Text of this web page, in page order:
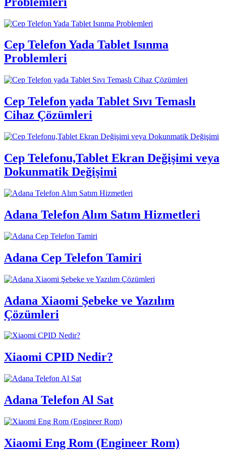
Cep Telefon Yada Tablet Isınma
Problemleri
Cep Telefon yada Tablet Sıvı Temaslı
Cihaz Çözümleri
Cep Telefonu,Tablet Ekran Değişimi veya
Dokunmatik Değişimi
Adana Telefon Alım Satım Hizmetleri
Adana Cep Telefon Tamiri
Adana Xiaomi Şebeke ve Yazılım
Çözümleri
Xiaomi CPID Nedir?
Adana Telefon Al Sat
Xiaomi Eng Rom (Engineer Rom)